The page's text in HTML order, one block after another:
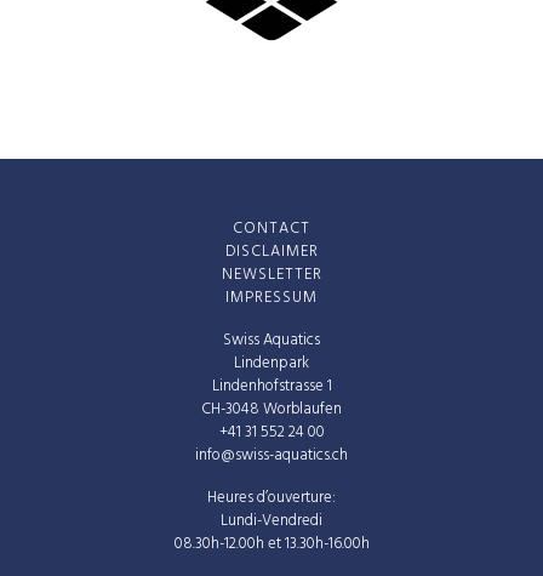
Swiss Aquatics
Lindenpark
Lindenhofstrasse 1
CH-3048 Worblaufen
+41 31 552 24 00
info@swiss-aquatics.ch
Heures d’ouverture:
Lundi-Vendredi
08.30h-12.00h et 13.30h-16.00h
CONTACT
DISCLAIMER
NEWSLETTER
IMPRESSUM